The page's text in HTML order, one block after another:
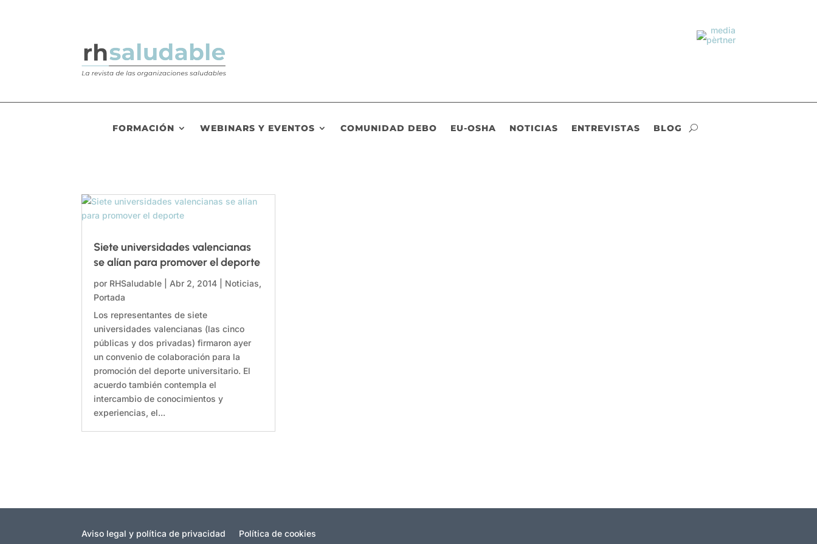
FORMACIÓN WEBINARS Y EVENTOS COMUNIDAD DEBO EU-OSHA NOTICIAS ENTREVISTAS BLOG
Siete universidades valencianas
se alían para promover el deporte
por RHSaludable Abr 2, 2014 Noticias,
Portada
Los representantes de siete
universidades valencianas (las cinco
públicas y dos privadas) firmaron ayer
un convenio de colaboración para la
promoción del deporte universitario. El
acuerdo también contempla el
intercambio de conocimientos y
experiencias, el...
Aviso legal y política de privacidad Política de cookies